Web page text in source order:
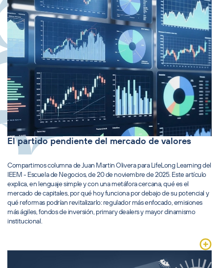
El partido pendiente del mercado de valores
Compartimos columna de Juan Martin Olivera para LifeLong Learning del
IEEM - Escuela de Negocios, de 20 de noviembre de 2025. Este artículo
explica, en lenguaje simple y con una metáfora cercana, qué es el
mercado de capitales, por qué hoy funciona por debajo de su potencial y
qué reformas podrían revitalizarlo: regulador más enfocado, emisiones
más ágiles, fondos de inversión, primary dealers y mayor dinamismo
institucional.